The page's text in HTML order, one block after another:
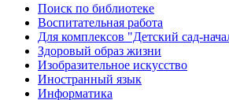
Поиск по библиотеке
Воспитательная работа
Для комплексов "Детский сад-
Здоровый образ жизни
Изобразительное искусство
Иностранный язык
Информатика